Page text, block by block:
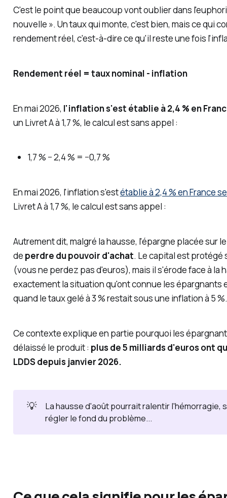
C'est le point que beaucoup vont oublier dans
nouvelle ». Un taux qui monte, c'est bien, mais ce qui
rendement réel, c'est-à-dire ce qu'il reste une fois
Rendement réel = taux nominal - inflation
En mai 2026, l'inflation s'est établie à 2,4 % en
un Livret A à 1,7 %, le calcul est sans appel :
1,7 % − 2,4 % = −0,7 %
En mai 2026, l'inflation s'estétablie à 2,4 % en France
Livret A à 1,7 %, le calcul est sans appel :
Autrement dit, malgré la hausse, l'épargne placée sur
de perdre du pouvoir d'achat. Le capital est protégé
(vous ne perdez pas d'euros), mais il s'érode face à la
exactement la situation qu'ont connue les épargnants
quand le taux gelé à 3 % restait sous une inflation à 5 %.
Ce contexte explique en partie pourquoi les
délaissé le produit : plus de 5 milliards d'euros ont
LDDS depuis janvier 2026.
💡
La hausse d'août pourrait ralentir l'hémorragie,
régler le fond du problème...